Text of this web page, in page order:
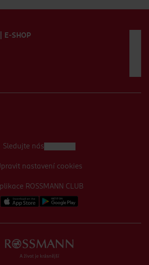
E-SHOP
ROSSMANN CLUB
Sledujte nás
nastavení cookies